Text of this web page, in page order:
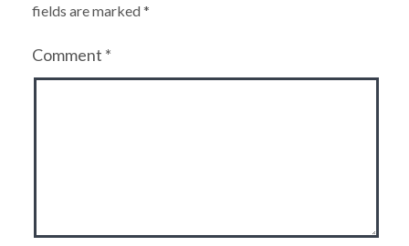
fields are marked*
Comment *